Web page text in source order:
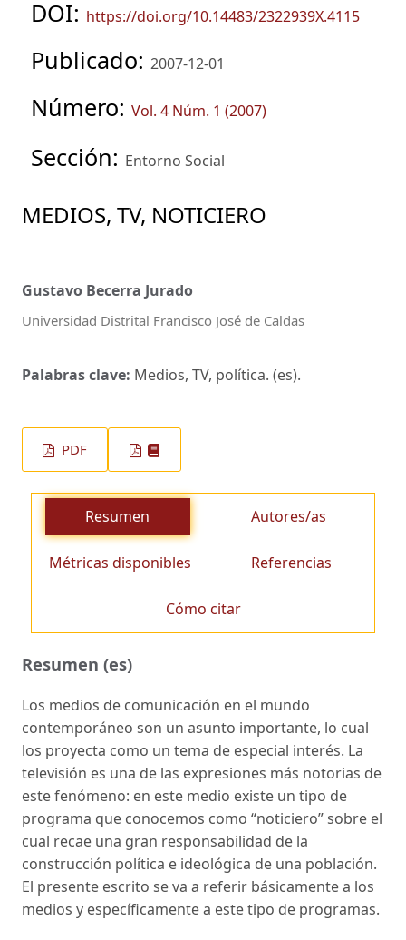
DOI: https://doi.org/10.14483/2322939X.4115
Publicado: 2007-12-01
Número: Vol. 4 Núm. 1 (2007)
Sección: Entorno Social
MEDIOS, TV, NOTICIERO
Gustavo Becerra Jurado
Universidad Distrital Francisco José de Caldas
Palabras clave: Medios, TV, política. (es).
PDF
Resumen Autores/as
Métricas disponibles Referencias
Cómo citar
Resumen (es)
Los medios de comunicación en el mundo
contemporáneo son un asunto importante, lo cual
los proyecta como un tema de especial interés. La
televisión es una de las expresiones más notorias de
este fenómeno: en este medio existe un tipo de
programa que conocemos como “noticiero” sobre el
cual recae una gran responsabilidad de la
construcción política e ideológica de una población.
El presente escrito se va a referir básicamente a los
medios y específicamente a este tipo de programas.